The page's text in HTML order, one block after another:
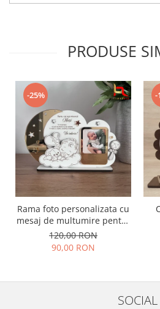
PRODUSE
-25%
Rama foto personalizata cu
mesaj de multumire pentru
nasii de botez | Cadou
emotional pentru nasi
120,00 RON
90,00 RON
-
SOCIAL